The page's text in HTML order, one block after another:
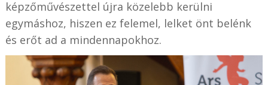
képzőművészettel újra közelebb kerülni
egymáshoz, hiszen ez felemel, lelket önt belénk
és erőt ad a mindennapokhoz.